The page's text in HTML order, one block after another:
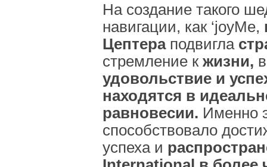
На создание такого
навигации, как ‘joyMe,
Цептераподвигла
стремление к жизни,
удовольствие и
находятся в
равновесии. Именно
способствовало
успеха и